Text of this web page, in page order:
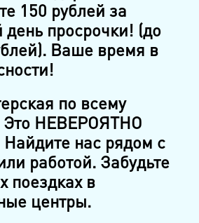
150 рублей за
просрочки! (до
Ваше время в
по всему
Это НЕВЕРОЯТНО
Найдите нас рядом с
работой. Забудьте
поездках в
центры.